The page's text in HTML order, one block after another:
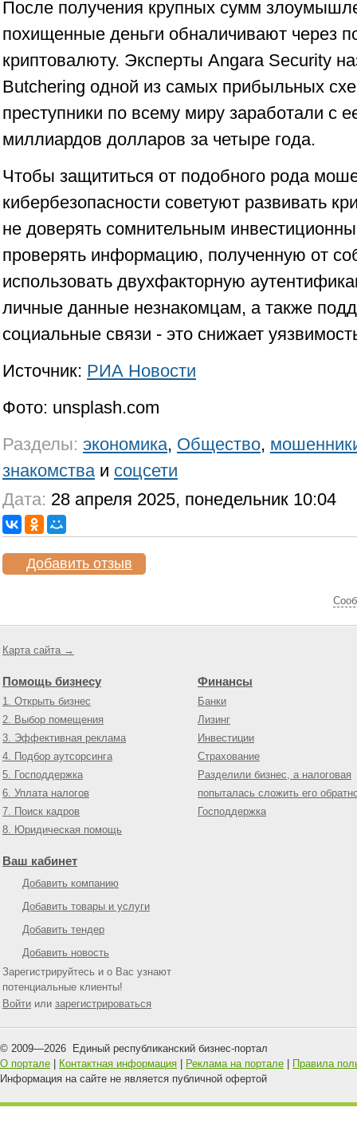
После получения крупных сумм
похищенные деньги обналичивают через
криптовалюту. Эксперты Angara Security
Butchering одной из самых прибыльных
преступники по всему миру заработали с
миллиардов долларов за четыре года.
Чтобы защититься от подобного рода
кибербезопасности советуют развивать
не доверять сомнительным
проверять информацию, полученную от
использовать двухфакторную
личные данные незнакомцам, а также
социальные связи - это снижает
Источник: РИА Новости
Фото: unsplash.com
Разделы: экономика, Общество,
знакомстваи соцсети
Дата: 28 апреля 2025, понедельник 10:04
Добавить отзыв
Карта сайта →
Помощь бизнесу
1. Открыть бизнес
2. Выбор помещения
3. Эффективная реклама
4. Подбор аутсорсинга
5. Господдержка
6. Уплата налогов
7. Поиск кадров
8. Юридическая помощь
Финансы
Банки
Лизинг
Инвестиции
Страхование
Разделили бизнес, а налоговая
попыталась сложить его
Господдержка
Ваш кабинет
Добавить компанию
Добавить товары и услуги
Добавить тендер
Добавить новость
Зарегистрируйтесь и о Вас узнают
потенциальные клиенты!
Войти или зарегистрироваться
© 2009—2026 Единый республиканский бизнес-портал
О портале
Контактная информация Реклама на портале
Правила
Информация на сайте не является публичной офертой